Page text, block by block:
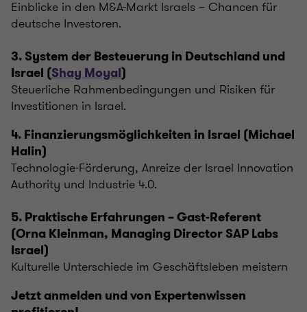
Einblicke in den M&A-Markt Israels – Chancen für
deutsche Investoren.
3. System der Besteuerung in Deutschland und
Israel (Shay Moyal)
Steuerliche Rahmenbedingungen und Risiken für
Investitionen in Israel.
4. Finanzierungsmöglichkeiten in Israel (Michael
Halin)
Technologie-Förderung, Anreize der Israel Innovation
Authority und Industrie 4.0.
5. Praktische Erfahrungen – Gast-Referent
(Orna Kleinman, Managing Director SAP Labs
Israel)
Kulturelle Unterschiede im Geschäftsleben meistern
Jetzt anmelden und von Expertenwissen